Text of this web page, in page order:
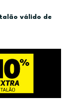
talão válido de